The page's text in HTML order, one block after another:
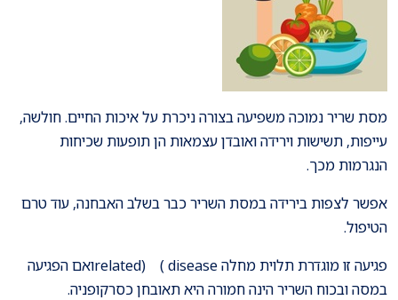
מסת שריר נמוכה משפיעה בצורה ניכרת על איכות החיים. חולשה,
עייפות, תשישות וירידה ואובדן עצמאות הן תופעות שכיחות
הנגרמות מכך.
אפשר לצפות בירידה במסת השריר כבר בשלב האבחנה, עוד טרם
הטיפול.
פגיעה זו מוגדרת תלוית מחלה related) ( diseaseואם הפגיעה
במסה ובכוח השריר הינה חמורה היא תאובחן כסרקופניה.